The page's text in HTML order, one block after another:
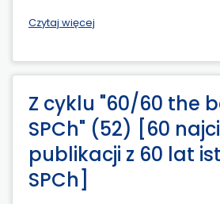
Czytaj więcej
Z cyklu "60/60 the
SPCh" (52) [60
publikacji z 60 lat
SPCh]